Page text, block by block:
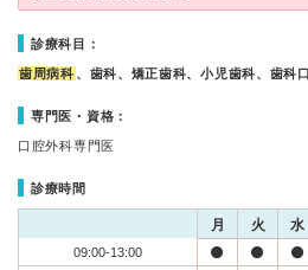
診療科目：
歯周病科 、歯科、矯正歯科、小児歯科、歯科
専門医・資格：
口腔外科専門医
診療時間
月 火 水
09:00-13:00